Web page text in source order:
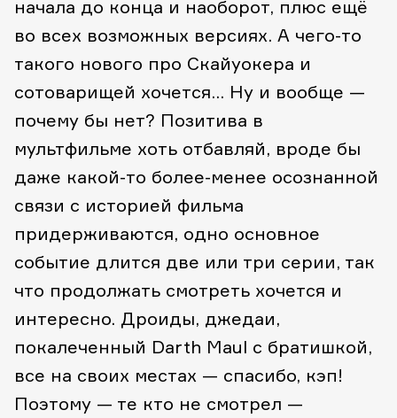
начала до конца и наоборот, плюс ещё
во всех возможных версиях. А чего-то
такого нового про Скайуокера и
сотоварищей хочется… Ну и вообще —
почему бы нет? Позитива в
мультфильме хоть отбавляй, вроде бы
даже какой-то более-менее осознанной
связи с историей фильма
придерживаются, одно основное
событие длится две или три серии, так
что продолжать смотреть хочется и
интересно. Дроиды, джедаи,
покалеченный Darth Maul с братишкой,
все на своих местах — спасибо, кэп!
Поэтому — те кто не смотрел —